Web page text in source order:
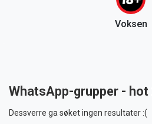
Voksen
WhatsApp-grupper - hot
Dessverre ga søket ingen resultater :(